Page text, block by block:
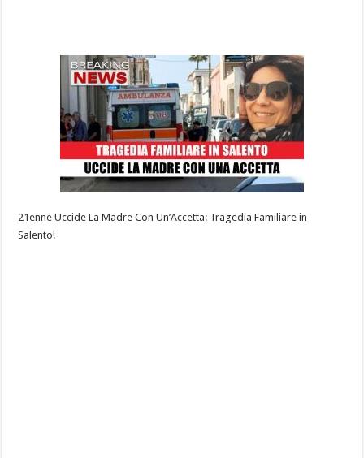
21enne Uccide La Madre Con Un’Accetta: Tragedia Familiare in
Salento!